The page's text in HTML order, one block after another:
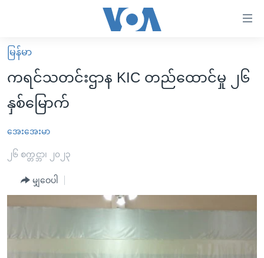
လွယ်ကူ
စေ
သည့်
Link
များ
ပင်မ
မူလစာမျက်နှာ
မြန်မာ
ကမ္ဘာ့သတင်းများ
အစ္စရေး-ပါလက်စတိုင်း
သတင်းလွတ်လပ်ခွင့်
အင်္ဂလိပ်စာလေ့လာမယ်
မကြေးမုံရဲ့ အင်္ဂလိပ်စာ
ရုပ်ရှင်ထဲက အင်္ဂလိပ်စာ
အပတ်စဉ်ကဏ္ဍများ
ရေဒီယိုနှင့်ရုပ်သံ အချက်အလက်များ
ရေဒီယို/တီဗွီအစီအစဉ်
မြန်မာ
ကရင်သတင်းဌာန KIC တည်ထောင်မှု ၂၆
နှစ်‌မြောက်
အေးအေးမာ
၂၆ စက္တင္ဘာ၊ ၂၀၂၃
မျှဝေပါ